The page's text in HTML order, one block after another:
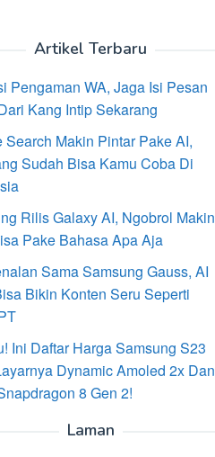
Artikel Terbaru
Pengaman WA, Jaga Isi Pesan
Kang Intip Sekarang
Search Makin Pintar Pake AI,
Sudah Bisa Kamu Coba Di
Rilis Galaxy AI, Ngobrol Makin
Pake Bahasa Apa Aja
Sama Samsung Gauss, AI
Bikin Konten Seru Seperti
Ini Daftar Harga Samsung S23
Dynamic Amoled 2x Dan
8 Gen 2!
Laman